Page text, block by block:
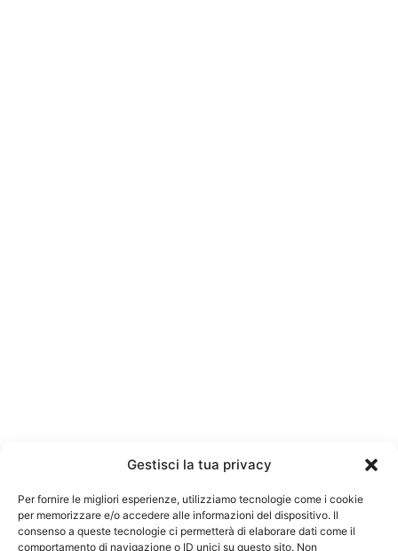
Gestisci la tua privacy
Per fornire le migliori esperienze, utilizziamo tecnologie come i cookie
per memorizzare e/o accedere alle informazioni del dispositivo. Il
consenso a queste tecnologie ci permetterà di elaborare dati come il
comportamento di navigazione o ID unici su questo sito. Non